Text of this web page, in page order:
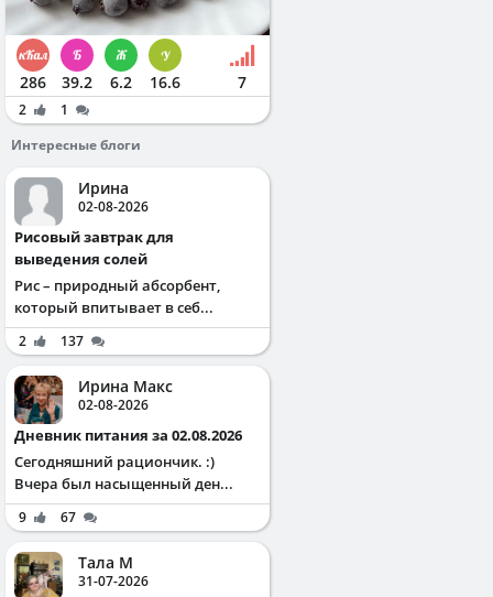
286 39.2 6.2 16.6 7
2
1
Интересные блоги
Ирина
02-08-2026
Рисовый завтрак для
выведения солей
Рис – природный абсорбент,
который впитывает в себ...
2 137
Ирина Макс
02-08-2026
Дневник питания за 02.08.2026
Сегодняшний рациончик. :)
Вчера был насыщенный ден...
9 67
Тала М
31-07-2026